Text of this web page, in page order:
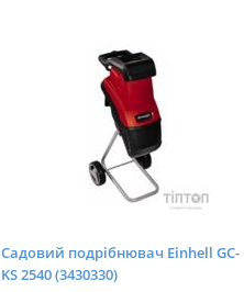
Садовий подрібнювач Einhell GC-
KS 2540 (3430330)